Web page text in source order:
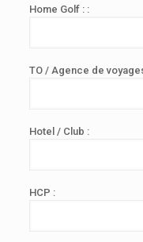
Home Golf : :
TO / Agence de
Hotel / Club :
HCP :